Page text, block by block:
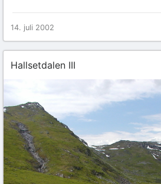
14. juli 2002
Hallsetdalen III